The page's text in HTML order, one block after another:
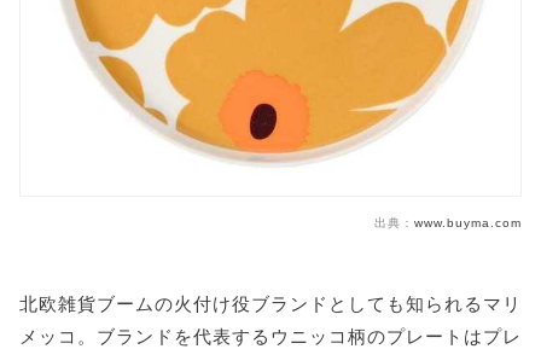
出典： www.buyma.com
北欧雑貨ブームの火付け役ブランドとしても知られるマリ
メッコ。ブランドを代表するウニッコ柄のプレートはプレ